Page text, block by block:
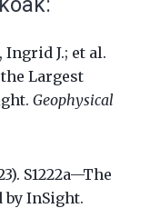
Ingrid J.; et al.
Largest
Geophysical
S1222a—The
by InSight.